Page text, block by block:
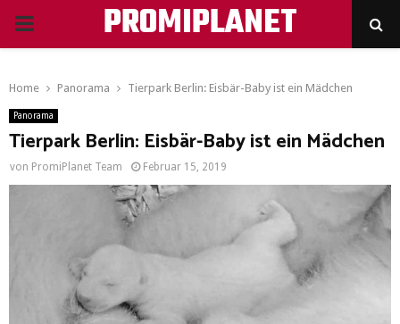
PRIMARY
PROMIPLANET
Home Panorama Tierpark Berlin: Eisbär-Baby ist ein Mädchen
Panorama
Tierpark Berlin: Eisbär-Baby ist ein Mädchen
von PromiPlanet Team Februar 15, 2019